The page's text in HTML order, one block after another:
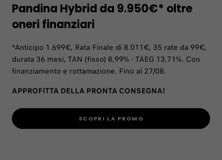
Pandina Hybrid da 9.950€* oltre
oneri finanziari
*Anticipo 1.699€, Rata Finale di 8.011€, 35 rate da 99€,
durata 36 mesi, TAN (fisso) 8,99% - TAEG 13,71%. Con
finanziamento e rottamazione. Fino al 27/08.
APPROFITTA DELLA PRONTA CONSEGNA!
SCOPRI LA PROMO